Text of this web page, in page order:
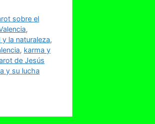
sobre el
,
la naturaleza,
, karma y
de Jesús
y su lucha